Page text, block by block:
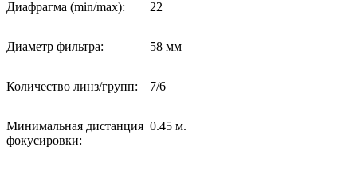
Диафрагма (min/max): 22
Диаметр фильтра: 58 мм
Количество линз/групп: 7/6
Минимальная дистанция
фокусировки:
0.45 м.